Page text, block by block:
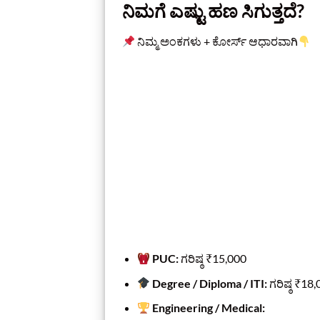
ನಿಮಗೆ ಎಷ್ಟು ಹಣ ಸಿಗುತ್ತದೆ?
ನಿಮ್ಮ ಅಂಕಗಳು + ಕೋರ್ಸ್ ಆಧಾರವಾಗಿ
PUC: ಗರಿಷ್ಠ ₹15,000
Degree / Diploma / ITI: ಗರಿಷ್ಠ
Engineering / Medical: